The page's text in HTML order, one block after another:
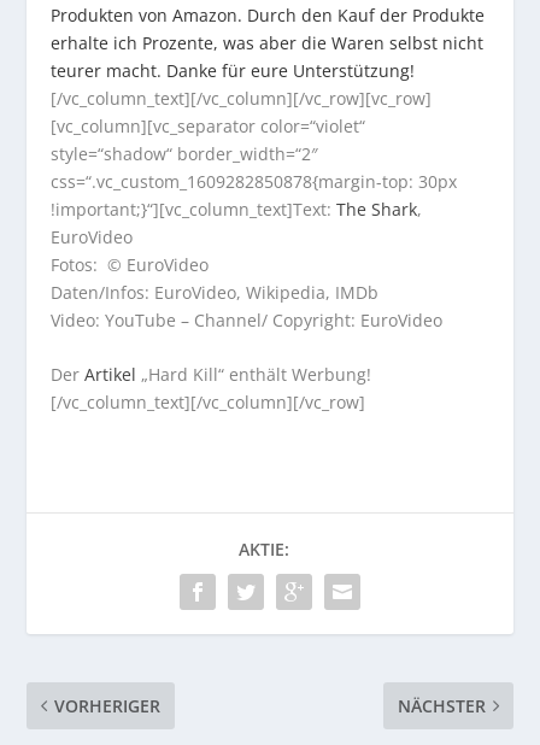
Produkten von Amazon. Durch den Kauf der Produkte
erhalte ich Prozente, was aber die Waren selbst nicht
teurer macht. Danke für eure Unterstützung!
[/vc_column_text][/vc_column][/vc_row][vc_row]
[vc_column][vc_separator color=“violet“
style=“shadow“ border_width=“2″
css=“.vc_custom_1609282850878{margin-top: 30px
!important;}“][vc_column_text]Text:The Shark,
EuroVideo
Fotos: © EuroVideo
Daten/Infos: EuroVideo, Wikipedia, IMDb
Video: YouTube – Channel/ Copyright: EuroVideo
DerArtikel „Hard Kill“ enthält Werbung!
[/vc_column_text][/vc_column][/vc_row]
AKTIE:
VORHERIGER NÄCHSTER